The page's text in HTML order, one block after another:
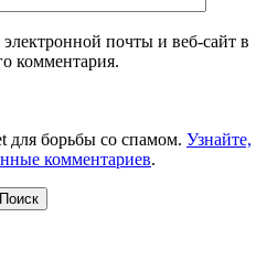
почты и веб-сайт в
комментария.
для борьбы со спамом. Узнайте,
комментариев.